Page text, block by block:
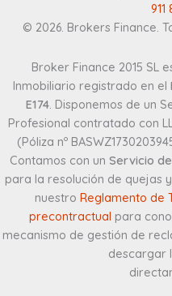
911
© 2026. Brokers Finance.
Broker Finance 2015 SL
Inmobiliario registrado en el
E174. Disponemos de un
Profesional contratado con
(Póliza nº
Contamos con un Servicio
para la resolución de quejas
nuestro Reglamento de
precontractual para
mecanismo de gestión de
descargar